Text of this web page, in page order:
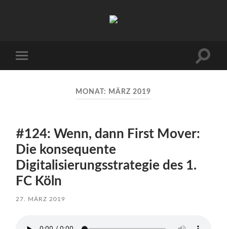
Menü
MONAT: MÄRZ 2019
#124: Wenn, dann First Mover:
Die konsequente
Digitalisierungsstrategie des 1.
FC Köln
27. MÄRZ 2019